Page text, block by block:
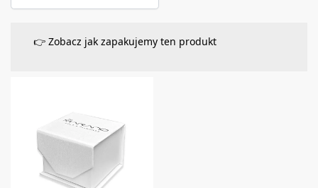
👉 Zobacz jak zapakujemy ten produkt